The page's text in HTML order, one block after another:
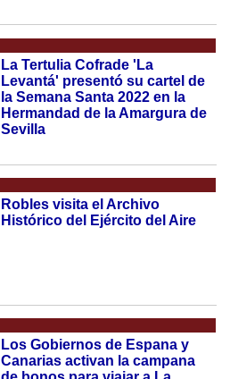
La Tertulia Cofrade 'La
Levantá' presentó su cartel de
la Semana Santa 2022 en la
Hermandad de la Amargura de
Sevilla
Robles visita el Archivo
Histórico del Ejército del Aire
Los Gobiernos de Espana y
Canarias activan la campana